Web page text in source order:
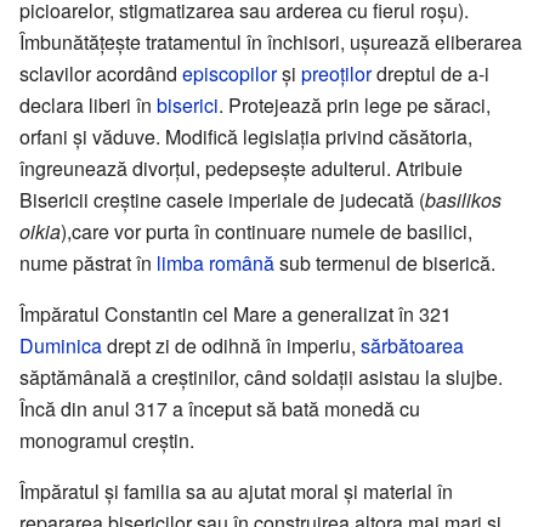
picioarelor, stigmatizarea sau arderea cu fierul roșu).
Îmbunătățește tratamentul în închisori, ușurează eliberarea
sclavilor acordând episcopilorși preoțilordreptul de a-i
declara liberi în biserici. Protejează prin lege pe săraci,
orfani și văduve. Modifică legislația privind căsătoria,
îngreunează divorțul, pedepsește adulterul. Atribuie
Bisericii creștine casele imperiale de judecată (basilikos
oikia),care vor purta în continuare numele de basilici,
nume păstrat în limba românăsub termenul de biserică.
Împăratul Constantin cel Mare a generalizat în 321
Duminicadrept zi de odihnă în imperiu, sărbătoarea
săptămânală a creștinilor, când soldații asistau la slujbe.
Încă din anul 317 a început să bată monedă cu
monogramul creștin.
Împăratul și familia sa au ajutat moral și material în